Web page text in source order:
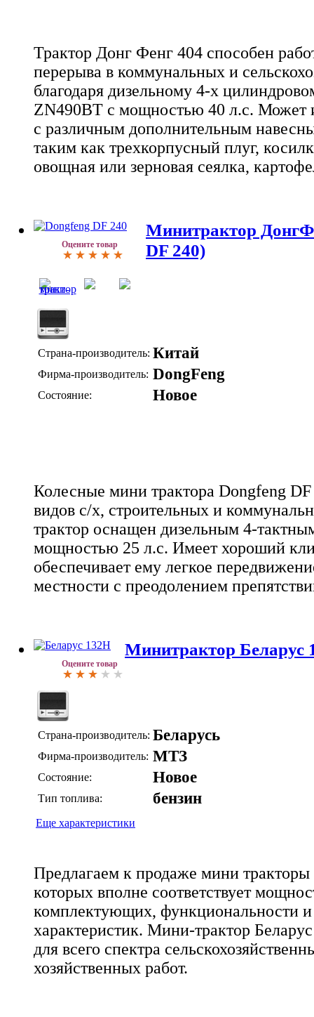
Трактор Донг Фенг 404 способен
перерыва в коммунальных и
благодаря дизельному 4-х
ZN490BT с мощностью 40 л.с. Может
с различным дополнительным
таким как трехкорпусный плуг,
овощная или зерновая сеялка,
Оцените товар
Минитрактор
DF 240)
Страна-производитель: Китай
Фирма-производитель: DongFeng
Состояние: Новое
Колесные мини трактора Dongfeng DF
видов с/х, строительных и
трактор оснащен дизельным 4-
мощностью 25 л.с. Имеет хороший
обеспечивает ему легкое
местности с преодолением
Оцените товар
Минитрактор Беларус
Страна-производитель: Беларусь
Фирма-производитель: МТЗ
Состояние: Новое
Тип топлива: бензин
Еще характеристики
Предлагаем к продаже мини тракторы
которых вполне соответствует
комплектующих, функциональности и
характеристик. Мини-трактор
для всего спектра
хозяйственных работ.